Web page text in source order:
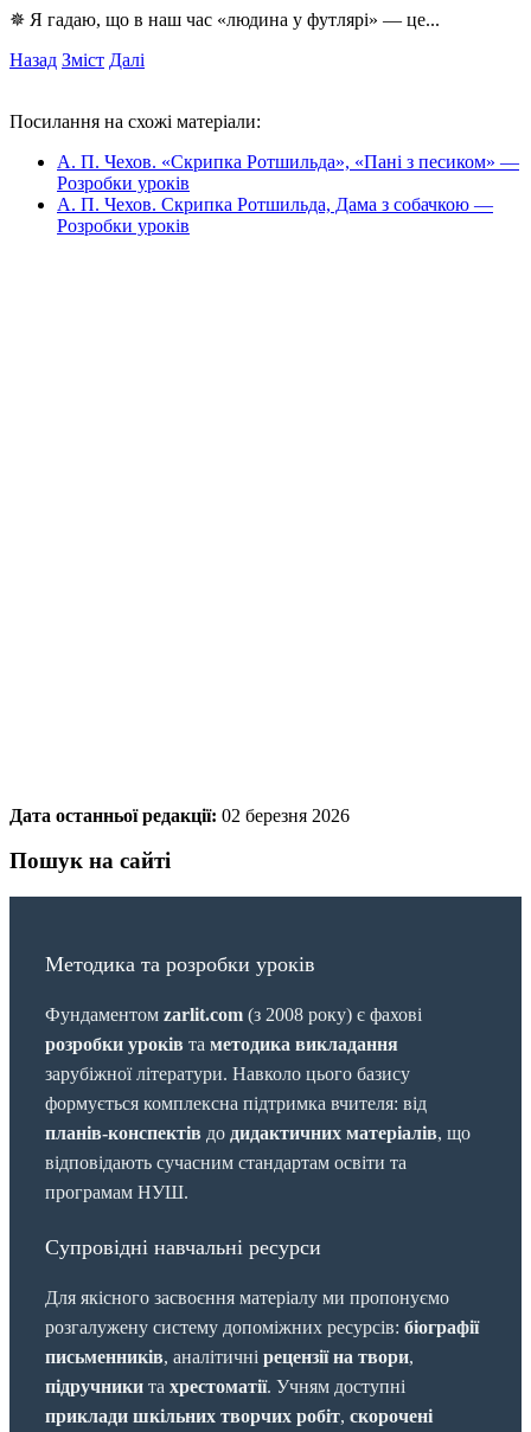
✵ Я гадаю, що в наш час «людина у футлярі» — це...
Назад Зміст Далі
Посилання на схожі матеріали:
А. П. Чехов. «Скрипка Ротшильда», «Пані з песиком» —
Розробки уроків
А. П. Чехов. Скрипка Ротшильда, Дама з собачкою —
Розробки уроків
Дата останньої редакції: 02 березня 2026
Пошук на сайті
Методика та розробки уроків
Фундаментом zarlit.com (з 2008 року) є фахові
розробки уроків та методика викладання
зарубіжної літератури. Навколо цього базису
формується комплексна підтримка вчителя: від
планів-конспектів до дидактичних матеріалів, що
відповідають сучасним стандартам освіти та
програмам НУШ.
Супровідні навчальні ресурси
Для якісного засвоєння матеріалу ми пропонуємо
розгалужену систему допоміжних ресурсів: біографії
письменників, аналітичні рецензії на твори,
підручники та хрестоматії. Учням доступні
приклади шкільних творчих робіт, скорочені